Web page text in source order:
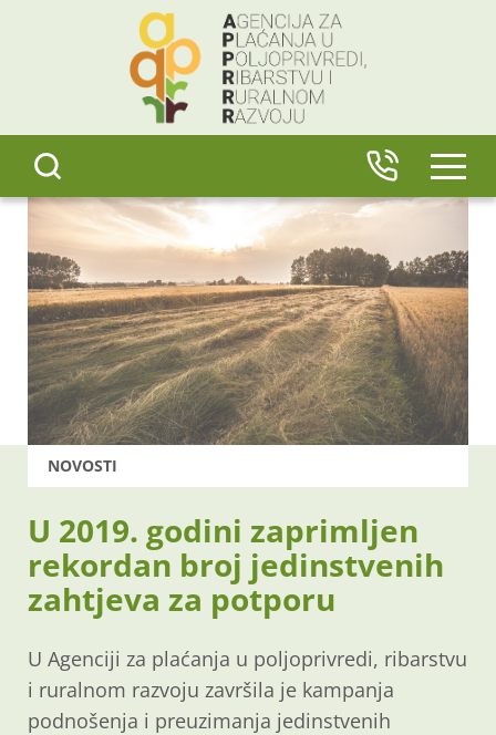
NOVOSTI
U 2019. godini zaprimljen
rekordan broj jedinstvenih
zahtjeva za potporu
U Agenciji za plaćanja u poljoprivredi, ribarstvu
i ruralnom razvoju završila je kampanja
podnošenja i preuzimanja jedinstvenih